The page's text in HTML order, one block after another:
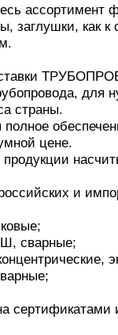
ассортимент
заглушки, как к
для
страны.
цене.
и
сварные;
сертификатами